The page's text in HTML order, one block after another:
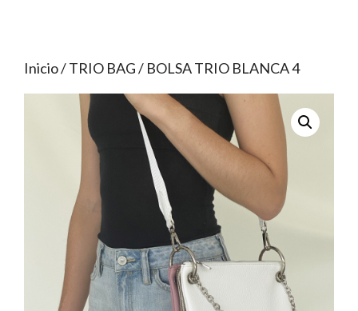
Inicio/TRIO BAG/ BOLSA TRIO BLANCA 4